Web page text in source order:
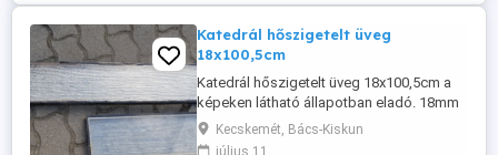
Katedrál hőszigetelt üveg
18x100,5cm
Katedrál hőszigetelt üveg 18x100,5cm a
képeken látható állapotban eladó. 18mm
széles.Kecskemét, Bács-Kiskun